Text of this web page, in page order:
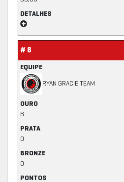
DETALHES
# 8
EQUIPE
RYAN GRACIE TEAM
OURO
6
PRATA
0
BRONZE
0
PONTOS